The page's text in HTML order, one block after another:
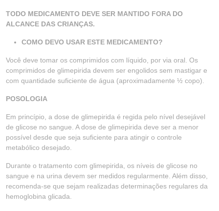
TODO MEDICAMENTO DEVE SER MANTIDO FORA DO
ALCANCE DAS CRIANÇAS.
COMO DEVO USAR ESTE MEDICAMENTO?
Você deve tomar os comprimidos com líquido, por via oral. Os
comprimidos de glimepirida devem ser engolidos sem mastigar e
com quantidade suficiente de água (aproximadamente ½ copo).
POSOLOGIA
Em princípio, a dose de glimepirida é regida pelo nível desejável
de glicose no sangue. A dose de glimepirida deve ser a menor
possível desde que seja suficiente para atingir o controle
metabólico desejado.
Durante o tratamento com glimepirida, os níveis de glicose no
sangue e na urina devem ser medidos regularmente. Além disso,
recomenda-se que sejam realizadas determinações regulares da
hemoglobina glicada.